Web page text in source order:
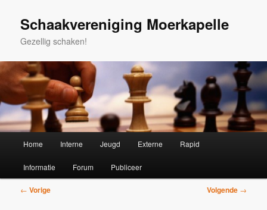
primaire
Schaakvereniging Moerkapelle
Gezellig schaken!
Home Interne Jeugd Externe Rapid
Informatie Forum Publiceer
Bericht
← Vorige Volgende →